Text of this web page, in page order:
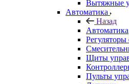
Вытяжные
Автоматика
Назад
Автоматика
Регуляторы
Щиты
Пульты